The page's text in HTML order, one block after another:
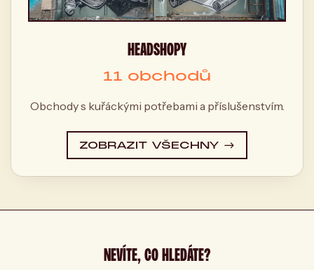
HEADSHOPY
11 obchodů
Obchody s kuřáckými potřebami a příslušenstvím.
ZOBRAZIT VŠECHNY →
NEVÍTE, CO HLEDÁTE?